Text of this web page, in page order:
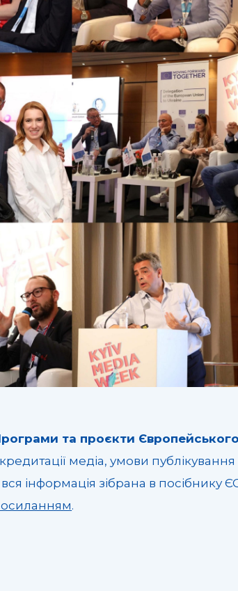
та проєкти
медіа, умови
вся інформація зібрана в посібнику
.